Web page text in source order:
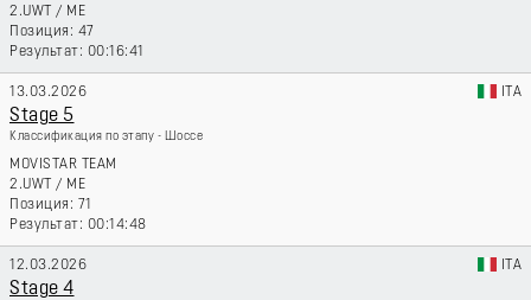
2.UWT / ME
47
00:16:41
13.03.2026 ITA
Stage 5
Классификация по этапу - Шоссе
MOVISTAR TEAM
2.UWT / ME
71
00:14:48
12.03.2026 ITA
Stage 4